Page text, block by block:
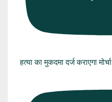
हत्या का मुकदमा दर्ज कराएगा मोर्चा